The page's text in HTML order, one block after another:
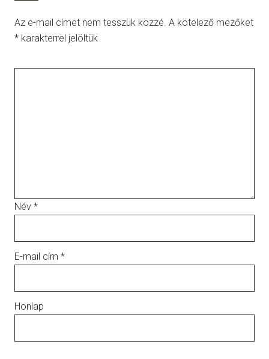
Az e-mail címet nem tesszük közzé. A kötelező mezőket
* karakterrel jelöltük
Név *
E-mail cím *
Honlap